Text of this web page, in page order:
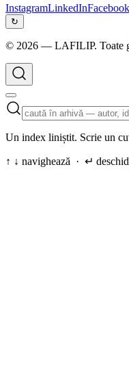
InstagramLinkedInFacebook
↻
© 2026 — LAFILIP. Toate
Un index liniștit. Scrie un
↑ ↓ navighează · ↵